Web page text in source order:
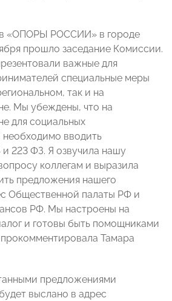
«ОПОРЫ РОССИИ» в городе
прошло заседание Комиссии.
важные для
специальные меры
так и на
Мы убеждены, что на
для социальных
вводить
223 ФЗ. Я озвучила нашу
коллегам и выразила
предложения нашего
Общественной палаты РФ и
РФ. Мы настроены на
и готовы быть помощниками
Тамара
предложениями
выслано в адрес